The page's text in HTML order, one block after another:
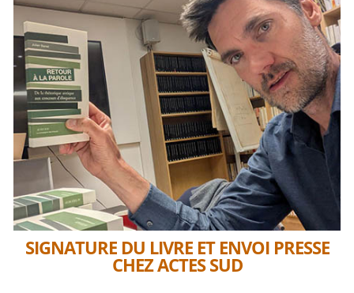
SIGNATURE DU LIVRE ET ENVOI PRESSE
CHEZ ACTES SUD